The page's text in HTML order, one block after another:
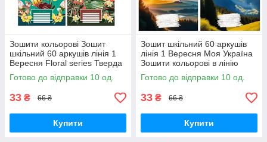
Зошити кольорові Зошит
шкільний 60 аркушів лінія 1
Вересня Floral series Тверда
обкладинка 766476
Готово до відправки 10 од.
33 ₴ 66 ₴
Купити
Зошит шкільний 60 аркушів
лінія 1 Вересня Моя Україна
Зошити кольорові в лінію
Тверда обкладинка
Готово до відправки 10 од.
33 ₴ 66 ₴
Купити